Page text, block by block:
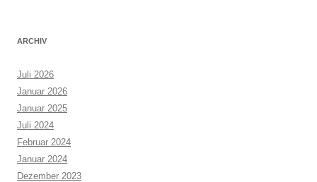
ARCHIV
Juli 2026
Januar 2026
Januar 2025
Juli 2024
Februar 2024
Januar 2024
Dezember 2023